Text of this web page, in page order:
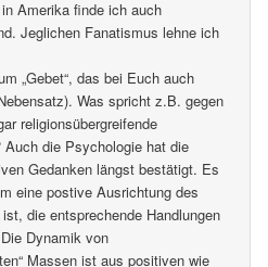
Amerika finde ich auch
Jeglichen Fanatismus lehne ich
„Gebet“, das bei Euch auch
Was spricht z.B. gegen
religionsübergreifende
Auch die Psychologie hat die
Gedanken längst bestätigt. Es
eine postive Ausrichtung des
die entsprechende Handlungen
Dynamik von
Massen ist aus positiven wie